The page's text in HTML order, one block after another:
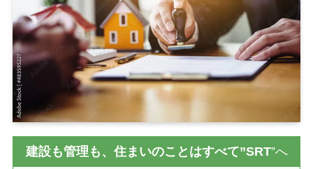
建設も管理も、住まいのことはすべて”SRT”へ